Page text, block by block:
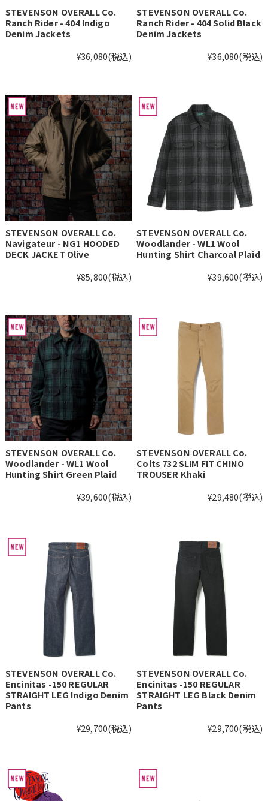
STEVENSON OVERALL Co.
Ranch Rider - 404 Indigo
Denim Jackets
¥36,080(税込)
STEVENSON OVERALL Co.
Ranch Rider - 404 Solid Black
Denim Jackets
¥36,080(税込)
STEVENSON OVERALL Co.
Navigateur - NG1 HOODED
DECK JACKET Olive
¥85,800(税込)
STEVENSON OVERALL Co.
Woodlander - WL1 Wool
Hunting Shirt Charcoal Plaid
¥39,600(税込)
STEVENSON OVERALL Co.
Woodlander - WL1 Wool
Hunting Shirt Green Plaid
¥39,600(税込)
STEVENSON OVERALL Co.
Colts 732 SLIM FIT CHINO
TROUSER Khaki
¥29,480(税込)
STEVENSON OVERALL Co.
Encinitas -150 REGULAR
STRAIGHT LEG Indigo Denim
Pants
¥29,700(税込)
STEVENSON OVERALL Co.
Encinitas -150 REGULAR
STRAIGHT LEG Black Denim
Pants
¥29,700(税込)